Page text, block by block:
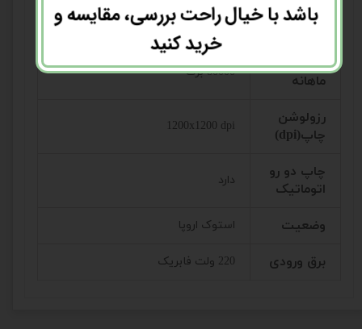
نوع کاتریج HP 78A
توان کار
ماهانه
80000 برگ
رزولوشن
چاپ(dpi)
1200x1200 dpi
چاپ دو رو
اتوماتیک
دارد
وضعیت استوک اروپا
برق ورودی 220 ولت فابریک
باشد با خیال راحت بررسی، مقایسه و
خرید کنید